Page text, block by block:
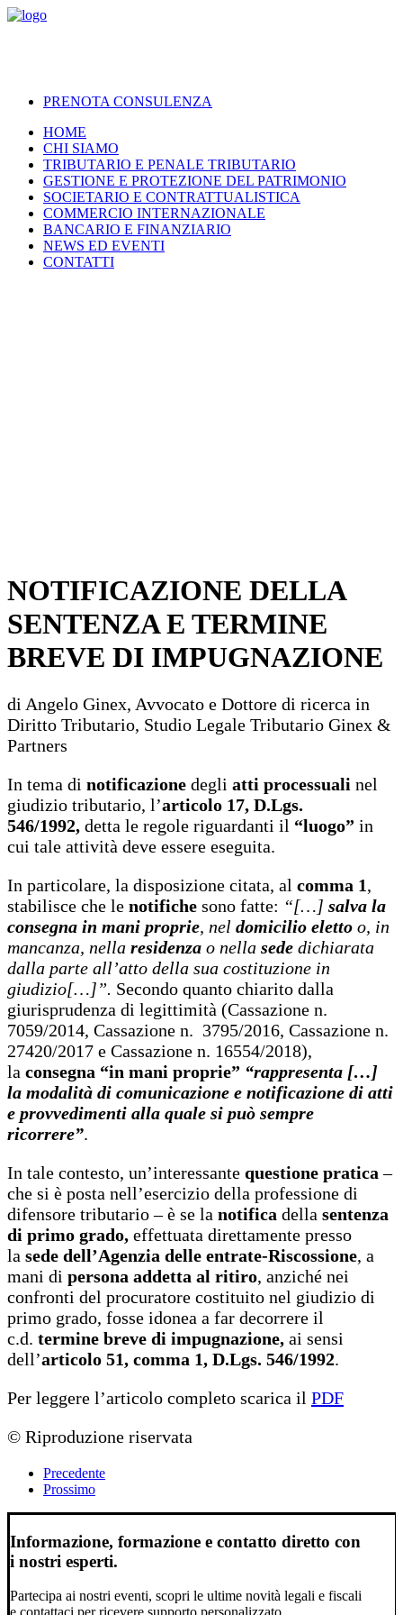
PRENOTA CONSULENZA
HOME
CHI SIAMO
TRIBUTARIO E PENALE TRIBUTARIO
GESTIONE E PROTEZIONE DEL PATRIMONIO
SOCIETARIO E CONTRATTUALISTICA
COMMERCIO INTERNAZIONALE
BANCARIO E FINANZIARIO
NEWS ED EVENTI
CONTATTI
NOTIFICAZIONE DELLA
SENTENZA E TERMINE
BREVE DI IMPUGNAZIONE
di Angelo Ginex, Avvocato e Dottore di ricerca in
Diritto Tributario, Studio Legale Tributario Ginex &
Partners
In tema di notificazione degli atti processuali nel
giudizio tributario, l’articolo 17, D.Lgs.
546/1992, detta le regole riguardanti il “luogo” in
cui tale attività deve essere eseguita.
In particolare, la disposizione citata, al comma 1,
stabilisce che le notifiche sono fatte: “[…] salva la
consegna in mani proprie, nel domicilio eletto o, in
mancanza, nella residenza o nella sede dichiarata
dalla parte all’atto della sua costituzione in
giudizio[…]”. Secondo quanto chiarito dalla
giurisprudenza di legittimità (Cassazione n.
7059/2014, Cassazione n. 3795/2016, Cassazione n.
27420/2017 e Cassazione n. 16554/2018),
la consegna “in mani proprie” “rappresenta […]
la modalità di comunicazione e notificazione di atti
e provvedimenti alla quale si può sempre
ricorrere”.
In tale contesto, un’interessante questione pratica –
che si è posta nell’esercizio della professione di
difensore tributario – è se la notifica della sentenza
di primo grado, effettuata direttamente presso
la sede dell’Agenzia delle entrate-Riscossione, a
mani di persona addetta al ritiro, anziché nei
confronti del procuratore costituito nel giudizio di
primo grado, fosse idonea a far decorrere il
c.d. termine breve di impugnazione, ai sensi
dell’articolo 51, comma 1, D.Lgs. 546/1992.
Per leggere l’articolo completo scarica il PDF
© Riproduzione riservata
Precedente
Prossimo
Informazione, formazione e contatto diretto con
i nostri esperti.
Partecipa ai nostri eventi, scopri le ultime novità legali e fiscali